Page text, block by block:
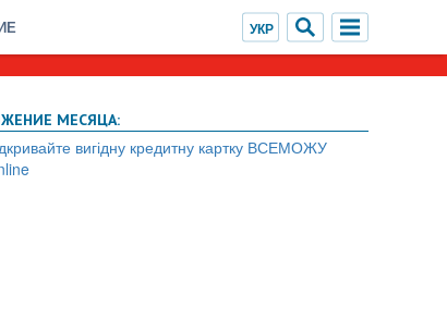
МЕСЯЦА:
вигідну кредитну картку ВСЕМОЖУ